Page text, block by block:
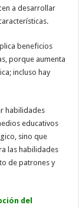
a desarrollar
beneficios
porque aumenta
incluso hay
habilidades
educativos
sino que
las habilidades
de patrones y
del